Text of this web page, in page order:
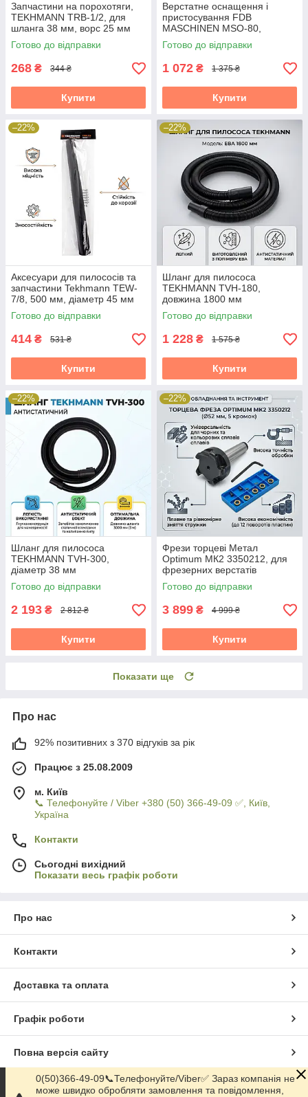
Запчастини на порохотяги,
TEKHMANN TRB-1/2, для
шланга 38 мм, ворс 25 мм
Готово до відправки
268 ₴ 344 ₴
Купити
Верстатне оснащення і
пристосування FDB
MASCHINEN MSO-80,
розкриття 60 мм
Готово до відправки
1 072 ₴ 1 375 ₴
Купити
–22%
Аксесуари для пилососів та
запчастини Tekhmann TEW-
7/8, 500 мм, діаметр 45 мм
Готово до відправки
414 ₴ 531 ₴
Купити
–22%
Шланг для пилососа
TEKHMANN TVH-180,
довжина 1800 мм
Готово до відправки
1 228 ₴ 1 575 ₴
Купити
–22%
Шланг для пилососа
TEKHMANN TVH-300,
діаметр 38 мм
Готово до відправки
2 193 ₴ 2 812 ₴
Купити
–22%
Фрези торцеві Метал
Optimum МК2 3350212, для
фрезерних верстатів
Готово до відправки
3 899 ₴ 4 999 ₴
Купити
Показати ще
Про нас
92% позитивних з 370 відгуків за рік
Працює з 25.08.2009
м. Київ
📞 Телефонуйте / Viber +380 (50) 366-49-09 ✅, Київ,
Україна
Контакти
Сьогодні вихідний
Показати весь графік роботи
Про нас
Контакти
Доставка та оплата
Графік роботи
Повна версія сайту
Сайт створено на маркетплейсі Prom.ua
0(50)366-49-09📞Телефонуйте/Viber✅ Зараз компанія не
може швидко обробляти замовлення та повідомлення,